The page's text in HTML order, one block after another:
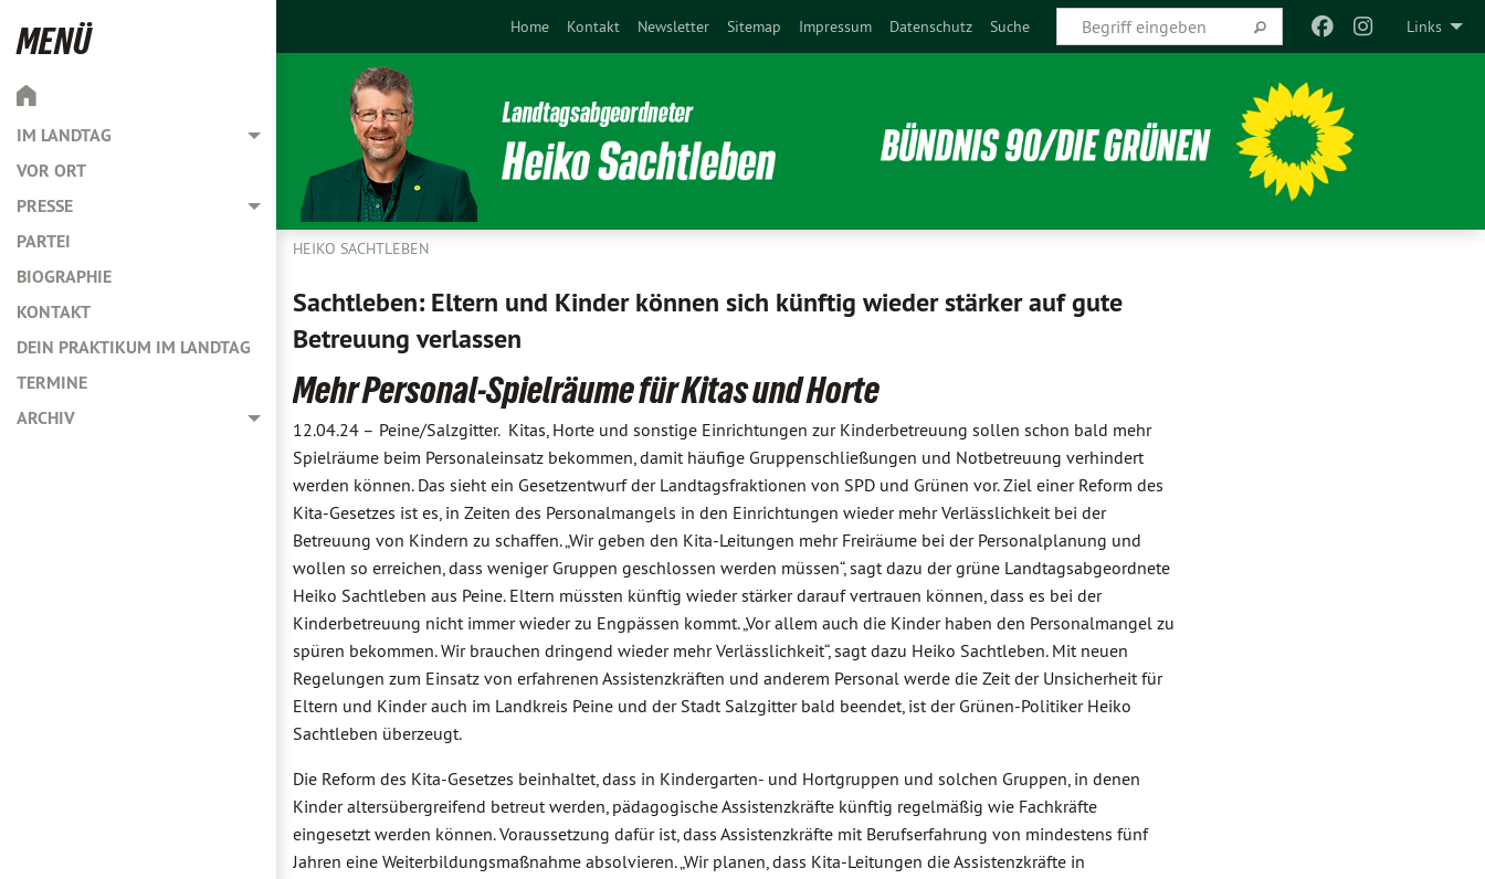
MENÜ
IM LANDTAG Toggle menu
VOR ORT
PRESSE
Toggle menu
PARTEI
BIOGRAPHIE
KONTAKT
DEIN PRAKTIKUM IM LANDTAG
TERMINE
ARCHIV
Toggle menu
Links
Home Kontakt Newsletter Sitemap Impressum Datenschutz Suche
HEIKO SACHTLEBEN
Sachtleben: Eltern und Kinder können sich künftig wieder stärker auf gute
Betreuung verlassen
Mehr Personal-Spielräume für Kitas und Horte
12.04.24 – Peine/Salzgitter. Kitas, Horte und sonstige Einrichtungen zur Kinderbetreuung sollen schon bald mehr
Spielräume beim Personaleinsatz bekommen, damit häufige Gruppenschließungen und Notbetreuung verhindert
werden können. Das sieht ein Gesetzentwurf der Landtagsfraktionen von SPD und Grünen vor. Ziel einer Reform des
Kita-Gesetzes ist es, in Zeiten des Personalmangels in den Einrichtungen wieder mehr Verlässlichkeit bei der
Betreuung von Kindern zu schaffen. „Wir geben den Kita-Leitungen mehr Freiräume bei der Personalplanung und
wollen so erreichen, dass weniger Gruppen geschlossen werden müssen“, sagt dazu der grüne Landtagsabgeordnete
Heiko Sachtleben aus Peine. Eltern müssten künftig wieder stärker darauf vertrauen können, dass es bei der
Kinderbetreuung nicht immer wieder zu Engpässen kommt. „Vor allem auch die Kinder haben den Personalmangel zu
spüren bekommen. Wir brauchen dringend wieder mehr Verlässlichkeit“, sagt dazu Heiko Sachtleben. Mit neuen
Regelungen zum Einsatz von erfahrenen Assistenzkräften und anderem Personal werde die Zeit der Unsicherheit für
Eltern und Kinder auch im Landkreis Peine und der Stadt Salzgitter bald beendet, ist der Grünen-Politiker Heiko
Sachtleben überzeugt.
Die Reform des Kita-Gesetzes beinhaltet, dass in Kindergarten- und Hortgruppen und solchen Gruppen, in denen
Kinder altersübergreifend betreut werden, pädagogische Assistenzkräfte künftig regelmäßig wie Fachkräfte
eingesetzt werden können. Voraussetzung dafür ist, dass Assistenzkräfte mit Berufserfahrung von mindestens fünf
Jahren eine Weiterbildungsmaßnahme absolvieren. „Wir planen, dass Kita-Leitungen die Assistenzkräfte in